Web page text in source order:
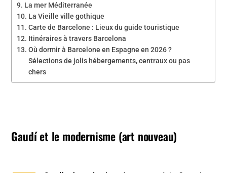
La mer Méditerranée
La Vieille ville gothique
Carte de Barcelone : Lieux du guide touristique
Itinéraires à travers Barcelona
Où dormir à Barcelone en Espagne en 2026 ?
Sélections de jolis hébergements, centraux ou pas
chers
Gaudí et le modernisme (art nouveau)